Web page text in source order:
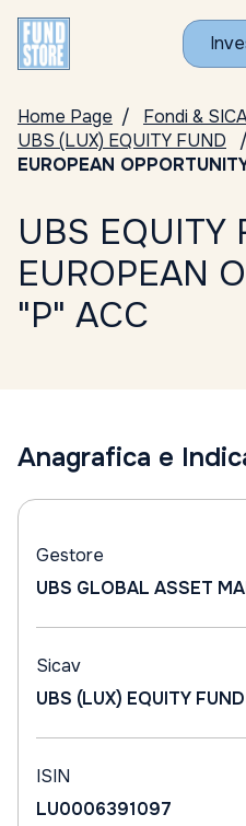
Home Page Fondi &
UBS (LUX) EQUITY FUND
EUROPEAN
UBS EQUITY
EUROPEAN
"P" ACC
Anagrafica e
Gestore
UBS GLOBAL ASSET
Sicav
UBS (LUX) EQUITY FUND
ISIN
LU0006391097